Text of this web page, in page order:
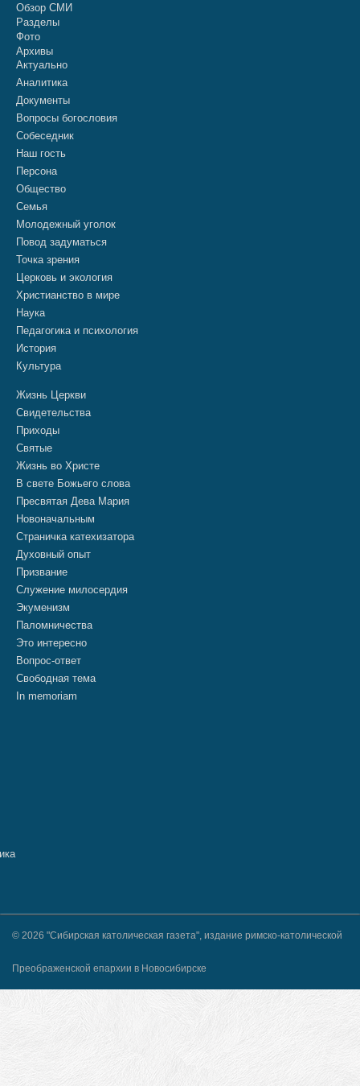
Обзор СМИ
Разделы
Фото
Архивы
Актуально
Аналитика
Документы
Вопросы богословия
Собеседник
Наш гость
Персона
Общество
Семья
Молодежный уголок
Повод задуматься
Точка зрения
Церковь и экология
Христианство в мире
Наука
Педагогика и психология
История
Культура
Жизнь Церкви
Свидетельства
Приходы
Святые
Жизнь во Христе
В свете Божьего слова
Пресвятая Дева Мария
Новоначальным
Страничка катехизатора
Духовный опыт
Призвание
Служение милосердия
Экуменизм
Паломничества
Это интересно
Вопрос-ответ
Свободная тема
In memoriam
© 2026 "Сибирская католическая газета", издание римско-католической
Преображенской епархии в Новосибирске